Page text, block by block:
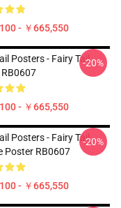
- ￥665,550
Posters - Fairy Tail
- ￥665,550
-20%
Posters - Fairy Tail
Poster RB0607
- ￥665,550
-20%